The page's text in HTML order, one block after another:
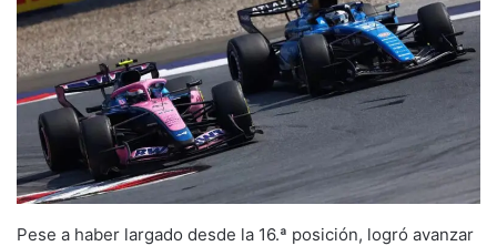
Pese a haber largado desde la 16.ª posición, logró avanzar